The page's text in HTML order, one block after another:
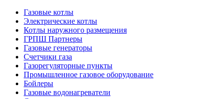
Газовые котлы
Электрические котлы
Котлы наружного размещения
ГРПШ Партнеры
Газовые генераторы
Счетчики газа
Газорегуляторные пункты
Промышленное газовое оборудование
Бойлеры
Газовые водонагреватели